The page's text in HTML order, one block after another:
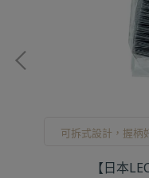
可拆式設計，握柄
【日本